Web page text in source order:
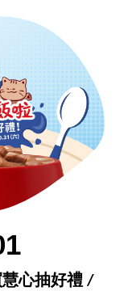
心抽好禮 /